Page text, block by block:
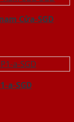
Cửa-SGD
a-SGD